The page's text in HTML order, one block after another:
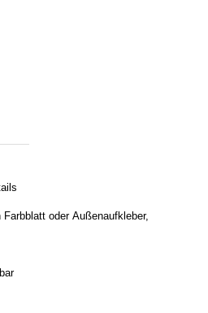
oder Außenaufkleber,